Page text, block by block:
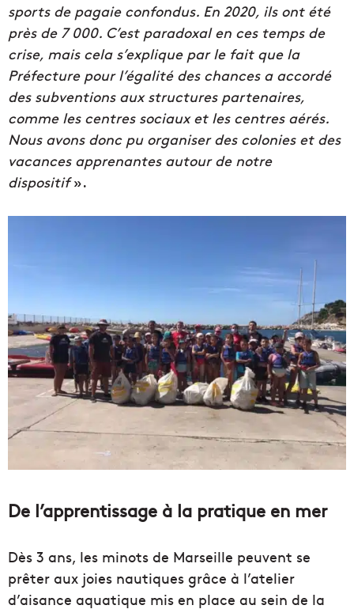
sports de pagaie confondus. En 2020, ils ont été
près de 7 000. C’est paradoxal en ces temps de
crise, mais cela s’explique par le fait que la
Préfecture pour l’égalité des chances a accordé
des subventions aux structures partenaires,
comme les centres sociaux et les centres aérés.
Nous avons donc pu organiser des colonies et des
vacances apprenantes autour de notre
dispositif».
De l’apprentissage à la pratique en mer
Dès 3 ans, les minots de Marseille peuvent se
prêter aux joies nautiques grâce à l’atelier
d’aisance aquatique mis en place au sein de la